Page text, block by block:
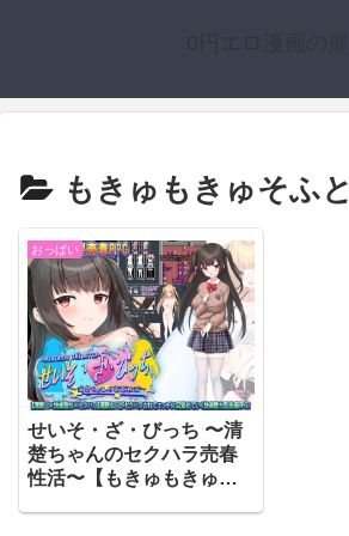
0円エロ漫画の扉
もきゅもきゅそふと
おっぱい
せいそ・ざ・びっち 〜清
楚ちゃんのセクハラ売春
性活〜【もきゅもきゅそ